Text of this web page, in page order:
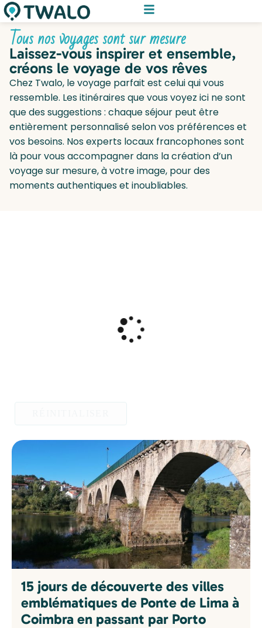
Tous nos voyages sont sur mesure
Laissez-vous inspirer et ensemble,
créons le voyage de vos rêves
Chez Twalo, le voyage parfait est celui qui vous
ressemble. Les itinéraires que vous voyez ici ne sont
que des suggestions : chaque séjour peut être
entièrement personnalisé selon vos préférences et
vos besoins. Nos experts locaux francophones sont
là pour vous accompagner dans la création d’un
voyage sur mesure, à votre image, pour des
moments authentiques et inoubliables.
15 jours de découverte des villes
emblématiques de Ponte de Lima à
Coimbra en passant par Porto